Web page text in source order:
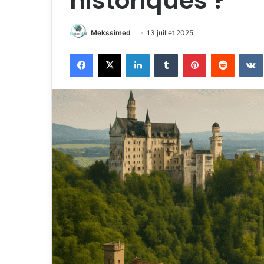
Mekssimed 13 juillet 2025